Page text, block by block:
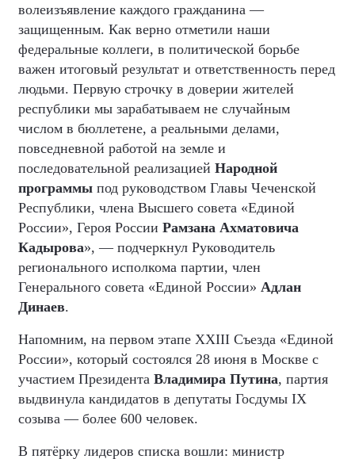
волеизъявление каждого гражданина —
защищенным. Как верно отметили наши
федеральные коллеги, в политической борьбе
важен итоговый результат и ответственность перед
людьми. Первую строчку в доверии жителей
республики мы зарабатываем не случайным
числом в бюллетене, а реальными делами,
повседневной работой на земле и
последовательной реализацией Народной
программы под руководством Главы Чеченской
Республики, члена Высшего совета «Единой
России», Героя России Рамзана Ахматовича
Кадырова», — подчеркнул Руководитель
регионального исполкома партии, член
Генерального совета «Единой России» Адлан
Динаев.
Напомним, на первом этапе XXIII Съезда «Единой
России», который состоялся 28 июня в Москве с
участием Президента Владимира Путина, партия
выдвинула кандидатов в депутаты Госдумы IX
созыва — более 600 человек.
В пятёрку лидеров списка вошли: министр